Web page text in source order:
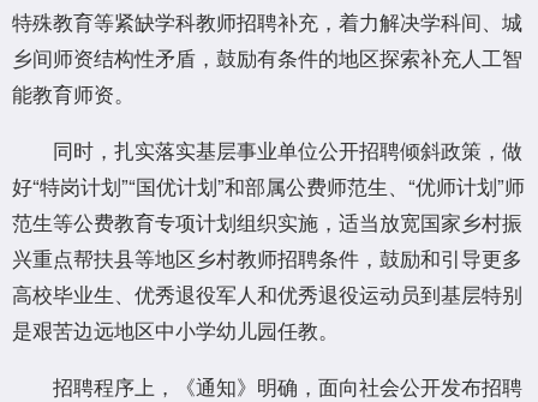
特殊教育等紧缺学科教师招聘补充，着力解决学科间、城
乡间师资结构性矛盾，鼓励有条件的地区探索补充人工智
能教育师资。
同时，扎实落实基层事业单位公开招聘倾斜政策，做
好“特岗计划”“国优计划”和部属公费师范生、“优师计划”师
范生等公费教育专项计划组织实施，适当放宽国家乡村振
兴重点帮扶县等地区乡村教师招聘条件，鼓励和引导更多
高校毕业生、优秀退役军人和优秀退役运动员到基层特别
是艰苦边远地区中小学幼儿园任教。
招聘程序上，《通知》明确，面向社会公开发布招聘